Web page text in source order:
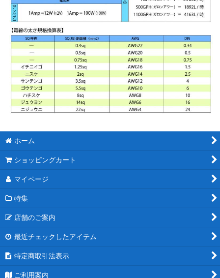
ホーム
ショッピングカート
マイページ
特集
店舗のご案内
最近チェックしたアイテム
特定商取引法表示
ご利用案内